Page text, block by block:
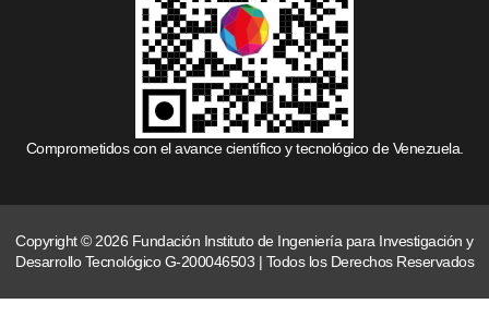
Comprometidos con el avance científico y tecnológico de Venezuela.
Copyright © 2026 Fundación Instituto de Ingeniería para Investigación y
Desarrollo Tecnológico G-200046503 | Todos los Derechos Reservados